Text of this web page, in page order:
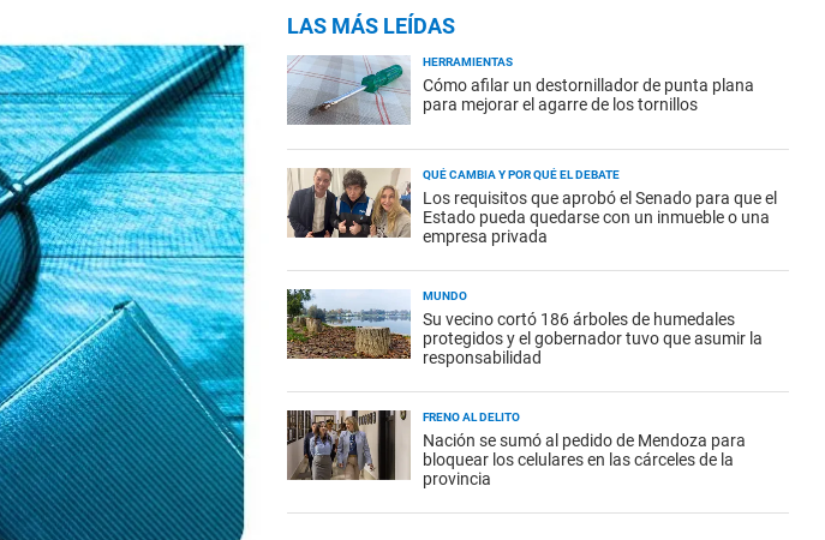
LAS MÁS LEÍDAS
HERRAMIENTAS
Cómo afilar un destornillador de punta plana
para mejorar el agarre de los tornillos
QUÉ CAMBIA Y POR QUÉ EL DEBATE
Los requisitos que aprobó el Senado para que el
Estado pueda quedarse con un inmueble o una
empresa privada
MUNDO
Su vecino cortó 186 árboles de humedales
protegidos y el gobernador tuvo que asumir la
responsabilidad
FRENO AL DELITO
Nación se sumó al pedido de Mendoza para
bloquear los celulares en las cárceles de la
provincia